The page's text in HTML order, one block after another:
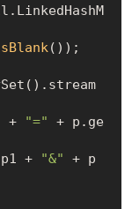
()) ;
+
"=" + p.ge
p1 +
"&" + p